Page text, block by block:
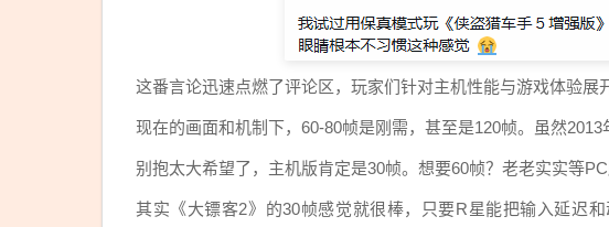
这番言论迅速点燃了评论区，玩家们针对主机性能与游戏体验展
现在的画面和机制下，60-80帧是刚需，甚至是120帧。虽然
别抱太大希望了，主机版肯定是30帧。想要60帧？老老实实等PC
其实《大镖客2》的30帧感觉就很棒，只要R星能把输入延迟